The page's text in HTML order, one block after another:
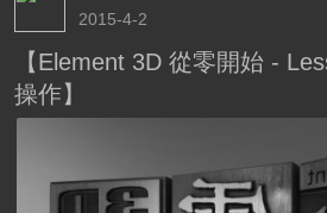
2015-4-2
【Element 3D 從零開始 -
操作】